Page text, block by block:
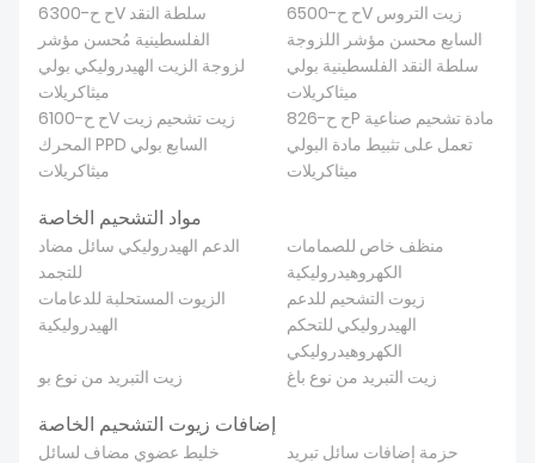
ح ح-6300V سلطة النقد
الفلسطينية مُحسن مؤشر
لزوجة الزيت الهيدروليكي بولي
ميثاكريلات
ح ح-6500V زيت التروس
السابع محسن مؤشر اللزوجة
سلطة النقد الفلسطينية بولي
ميثاكريلات
ح ح-6100V زيت تشحيم زيت
المحرك PPD السابع بولي
ميثاكريلات
ح ح-826P مادة تشحيم صناعية
تعمل على تثبيط مادة البولي
ميثاكريلات
مواد التشحيم الخاصة
الدعم الهيدروليكي سائل مضاد
للتجمد
منظف ​​خاص للصمامات
الكهروهيدروليكية
الزيوت المستحلبة للدعامات
الهيدروليكية
زيوت التشحيم للدعم
الهيدروليكي للتحكم
الكهروهيدروليكي
زيت التبريد من نوع بو
زيت التبريد من نوع باغ
إضافات زيوت التشحيم الخاصة
خليط عضوي مضاف لسائل حزمة إضافات سائل تبريد